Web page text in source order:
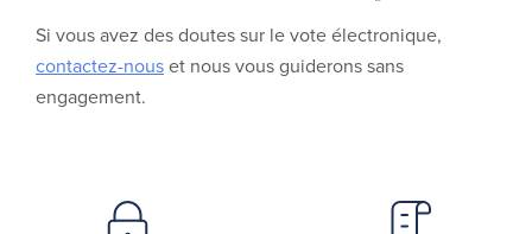
Si vous avez des doutes sur le vote électronique,
contactez-nouset nous vous guiderons sans
engagement.